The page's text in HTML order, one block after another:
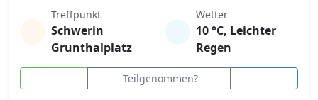
Treffpunkt
Schwerin
Grunthalplatz
Wetter
10 °C, Leichter
Regen
Teilgenommen?